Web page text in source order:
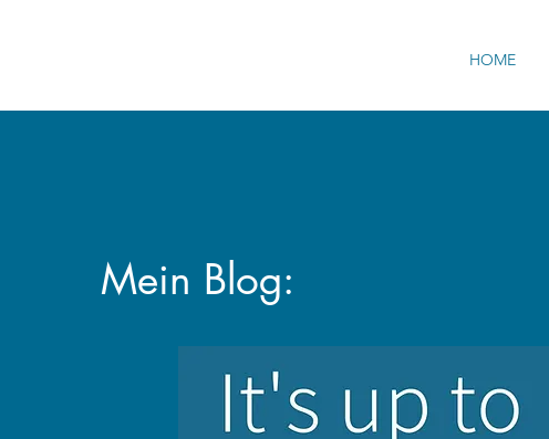
HOME
Mein Blog: